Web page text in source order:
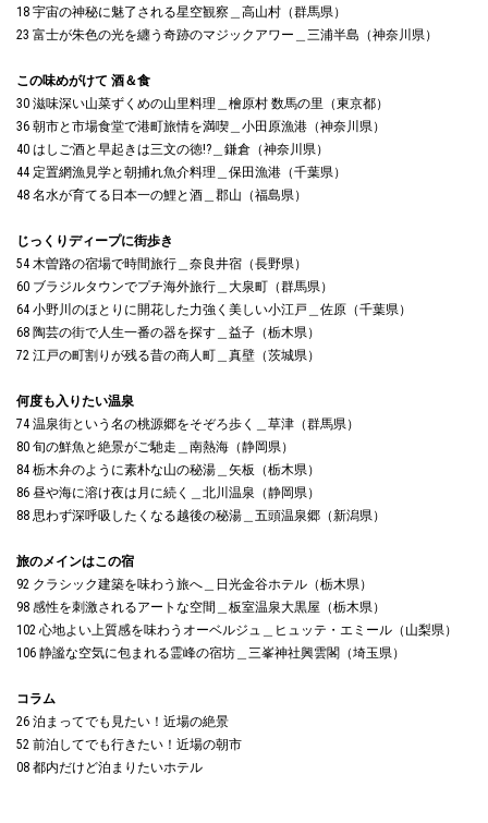
18 宇宙の神秘に魅了される星空観察＿高山村（群馬県）
23 富士が朱色の光を纏う奇跡のマジックアワー＿三浦半島（神奈川県）
この味めがけて 酒＆食
30 滋味深い山菜ずくめの山里料理＿檜原村 数馬の里（東京都）
36 朝市と市場食堂で港町旅情を満喫＿小田原漁港（神奈川県）
40 はしご酒と早起きは三文の徳!?＿鎌倉（神奈川県）
44 定置網漁見学と朝捕れ魚介料理＿保田漁港（千葉県）
48 名水が育てる日本一の鯉と酒＿郡山（福島県）
じっくりディープに街歩き
54 木曽路の宿場で時間旅行＿奈良井宿（長野県）
60 ブラジルタウンでプチ海外旅行＿大泉町（群馬県）
64 小野川のほとりに開花した力強く美しい小江戸＿佐原（千葉県）
68 陶芸の街で人生一番の器を探す＿益子（栃木県）
72 江戸の町割りが残る昔の商人町＿真壁（茨城県）
何度も入りたい温泉
74 温泉街という名の桃源郷をそぞろ歩く＿草津（群馬県）
80 旬の鮮魚と絶景がご馳走＿南熱海（静岡県）
84 栃木弁のように素朴な山の秘湯＿矢板（栃木県）
86 昼や海に溶け夜は月に続く＿北川温泉（静岡県）
88 思わず深呼吸したくなる越後の秘湯＿五頭温泉郷（新潟県）
旅のメインはこの宿
92 クラシック建築を味わう旅へ＿日光金谷ホテル（栃木県）
98 感性を刺激されるアートな空間＿板室温泉大黒屋（栃木県）
102 心地よい上質感を味わうオーベルジュ＿ヒュッテ・エミール（山梨県）
106 静謐な空気に包まれる霊峰の宿坊＿三峯神社興雲閣（埼玉県）
コラム
26 泊まってでも見たい！近場の絶景
52 前泊してでも行きたい！近場の朝市
08 都内だけど泊まりたいホテル